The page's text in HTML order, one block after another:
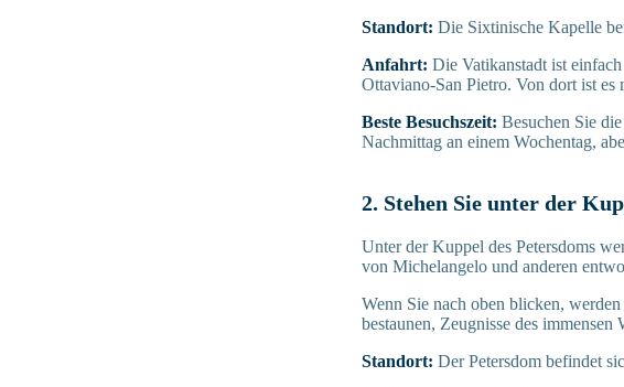
Standort: Die Sixtinische Kapelle
Anfahrt: Die Vatikanstadt ist
Ottaviano-San Pietro. Von dort ist es
Beste Besuchszeit: Besuchen Sie
Nachmittag an einem Wochentag,
2. Stehen Sie unter der
Unter der Kuppel des Petersdoms
von Michelangelo und anderen
Wenn Sie nach oben blicken,
bestaunen, Zeugnisse des
Standort: Der Petersdom befindet